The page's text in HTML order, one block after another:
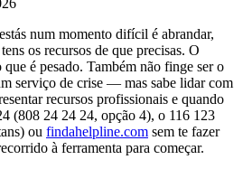
num momento difícil é abrandar,
os recursos de que precisas. O
que é pesado. Também não finge ser o
serviço de crise — mas sabe lidar com
recursos profissionais e quando
(808 24 24 24, opção 4), o 116 123
ou findahelpline.com sem te fazer
à ferramenta para começar.